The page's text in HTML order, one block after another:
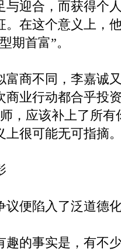
与迎合，而获得个
。在这个意义上，
期首富”。
商不同，李嘉诚
商业行动都合乎投
，应该补上了所
上很可能无可指摘
便陷入了泛道德
的事实是，有不